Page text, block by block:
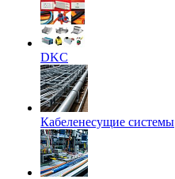
DKC
Кабеленесущие системы